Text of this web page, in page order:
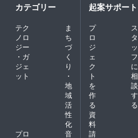
カテゴリー
テク
ノロ
ジー
・ガ
ジェ
ット
ま
ち
づ
く
り
・
地
域
活
性
化
プロ
音
起案サポート
プ
ロ
ジ
ェ
ク
ト
を
作
る
ス
タ
ッ
フ
に
相
談
す
る
資
料
請